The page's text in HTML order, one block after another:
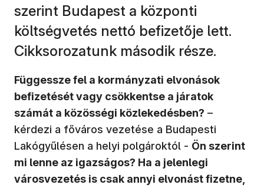
szerint Budapest a központi
költségvetés nettó befizetője lett.
Cikksorozatunk második része.
Függessze fel a kormányzati elvonások
befizetését vagy csökkentse a járatok
számát a közösségi közlekedésben? –
kérdezi a főváros vezetése a Budapesti
Lakógyűlésen a helyi polgároktól - Ön szerint
mi lenne az igazságos? Ha a jelenlegi
városvezetés is csak annyi elvonást fizetne,